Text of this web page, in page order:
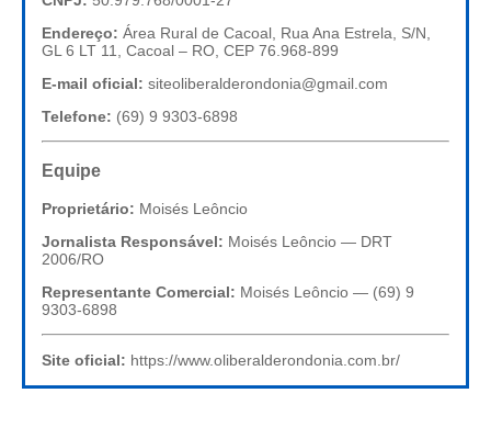
Endereço: Área Rural de Cacoal, Rua Ana Estrela, S/N,
GL 6 LT 11, Cacoal – RO, CEP 76.968-899
E-mail oficial: siteoliberalderondonia@gmail.com
Telefone: (69) 9 9303-6898
Equipe
Proprietário: Moisés Leôncio
Jornalista Responsável: Moisés Leôncio — DRT
2006/RO
Representante Comercial: Moisés Leôncio — (69) 9
9303-6898
Site oficial: https://www.oliberalderondonia.com.br/